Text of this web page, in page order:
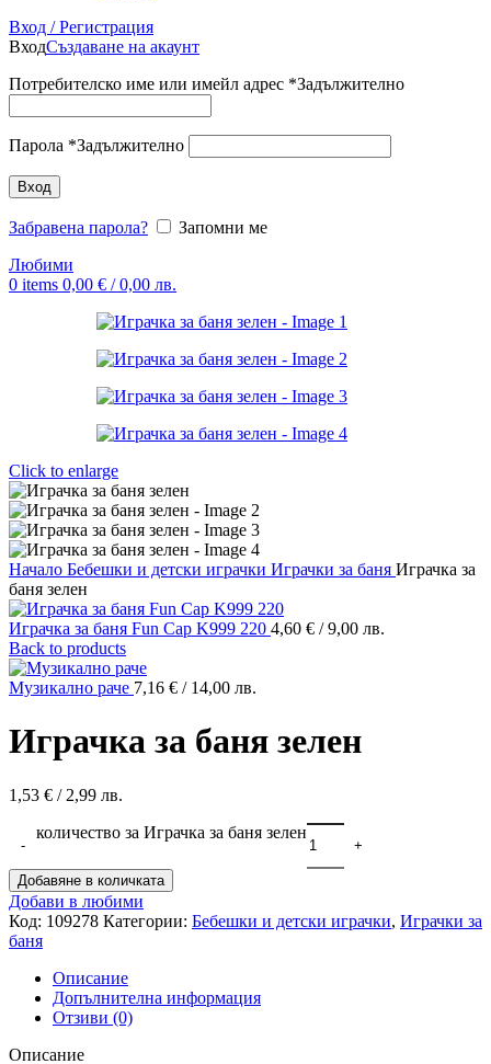
Вход / Регистрация
ВходСъздаване на акаунт
Потребителско име или имейл адрес *Задължително
Парола *Задължително
Вход
Забравена парола?
Запомни ме
Любими
0 items 0,00 € / 0,00 лв.
Click to enlarge
Начало Бебешки и детски играчки Играчки за баня Играчка за
баня зелен
Играчка за баня Fun Cap K999 220 4,60 € / 9,00 лв.
Back to products
Музикално раче 7,16 € / 14,00 лв.
Играчка за баня зелен
1,53 € / 2,99 лв.
количество за Играчка за баня зелен
Добавяне в количката
Добави в любими
Код: 109278 Категории: Бебешки и детски играчки, Играчки за
баня
Описание
Допълнителна информация
Отзиви (0)
Описание